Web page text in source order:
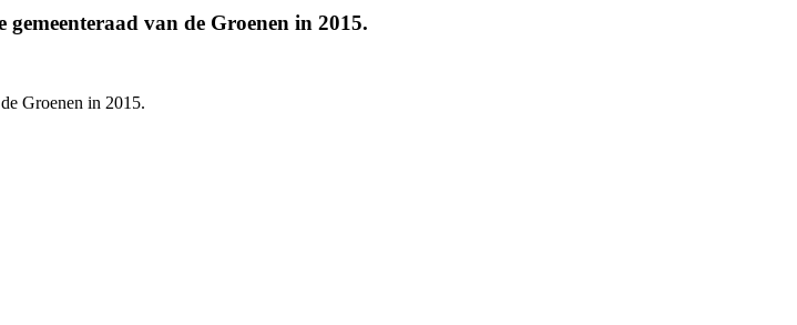
van de Groenen in 2015.